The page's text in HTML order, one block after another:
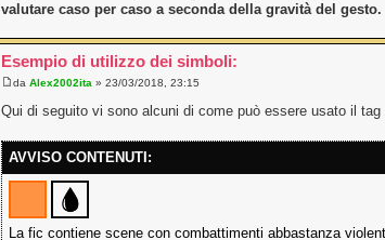
valutare caso per caso a seconda della gravità del gesto.
Esempio di utilizzo dei simboli:
da Alex2002ita » 23/03/2018, 23:15
Qui di seguito vi sono alcuni di come può essere usato il
AVVISO CONTENUTI:
La fic contiene scene con combattimenti abbastanza